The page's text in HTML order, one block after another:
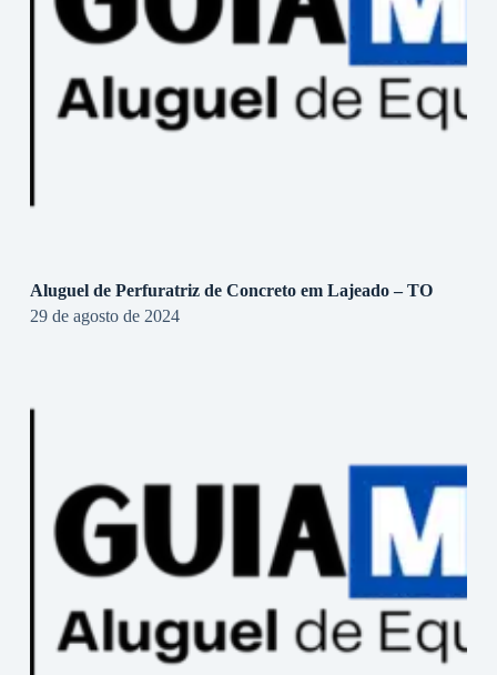
Aluguel de Perfuratriz de Concreto em Lajeado – TO
29 de agosto de 2024